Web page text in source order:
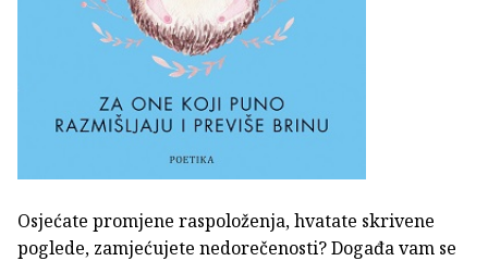
Osjećate promjene raspoloženja, hvatate skrivene
poglede, zamjećujete nedorečenosti? Događa vam se